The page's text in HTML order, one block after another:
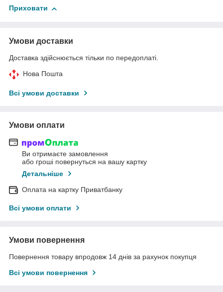
Приховати
Умови доставки
Доставка здійснюється тільки по передоплаті.
Нова Пошта
Всі умови доставки
Умови оплати
Ви отримаєте замовлення
або гроші повернуться на вашу картку
Детальніше
Оплата на картку Приватбанку
Всі умови оплати
Умови повернення
Повернення товару впродовж 14 днів за рахунок покупця
Всі умови повернення